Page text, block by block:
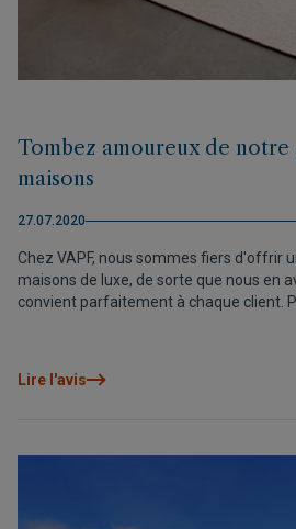
Tombez amoureux de notre
maisons
27.07.2020
Chez VAPF, nous sommes fiers d'offrir
maisons de luxe, de sorte que nous en
convient parfaitement à chaque client.
Lire l'avis